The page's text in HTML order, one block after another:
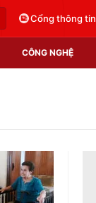
Cổng thông tin
CÔNG NGHỆ